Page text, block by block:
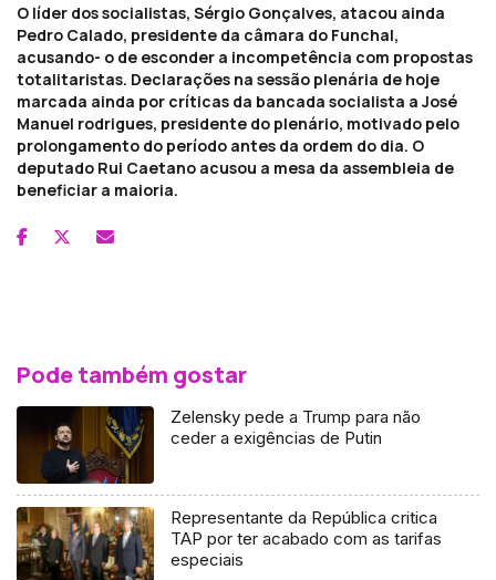
O líder dos socialistas, Sérgio Gonçalves, atacou ainda
Pedro Calado, presidente da câmara do Funchal,
acusando- o de esconder a incompetência com propostas
totalitaristas. Declarações na sessão plenária de hoje
marcada ainda por críticas da bancada socialista a José
Manuel rodrigues, presidente do plenário, motivado pelo
prolongamento do período antes da ordem do dia. O
deputado Rui Caetano acusou a mesa da assembleia de
beneficiar a maioria.
Pode também gostar
Zelensky pede a Trump para não
ceder a exigências de Putin
Representante da República critica
TAP por ter acabado com as tarifas
especiais